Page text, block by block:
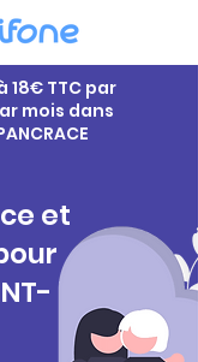
TTC par
mois dans
et